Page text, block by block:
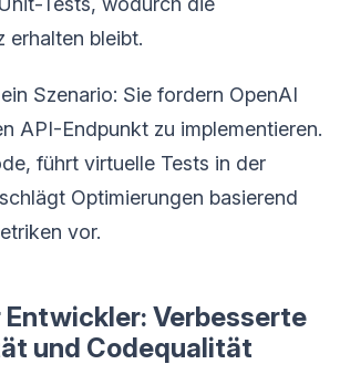
erhalten bleibt.
Szenario: Sie fordern OpenAI
API-Endpunkt zu implementieren.
führt virtuelle Tests in der
Optimierungen basierend
vor.
Verbesserte
und Codequalität